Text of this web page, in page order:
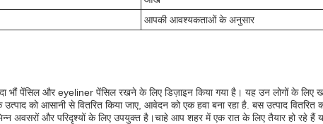
आपकी आवश्यकताओं के अनुसार
भौं पेंसिल और eyeliner पेंसिल रखने के लिए डिज़ाइन किया गया है। यह उन लोगों के
को आसानी से वितरित किया जाए, आवेदन को एक हवा बना रहा है. बस उत्पाद
अवसरों और परिदृश्यों के लिए उपयुक्त है।चाहे आप शहर में एक रात के लिए तैयार हो